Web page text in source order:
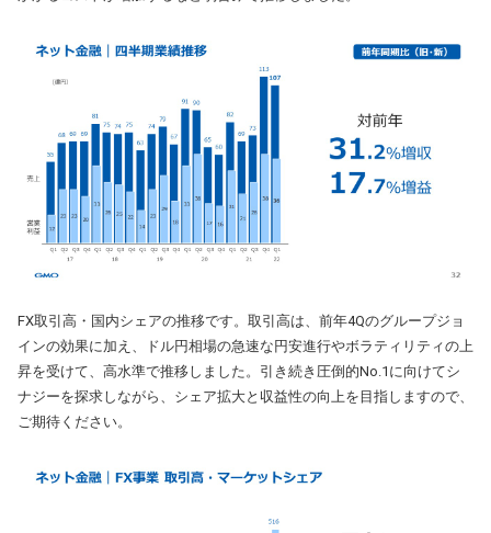
FX取引高・国内シェアの推移です。取引高は、前年4Qのグループジョ
インの効果に加え、ドル円相場の急速な円安進行やボラティリティの上
昇を受けて、高水準で推移しました。引き続き圧倒的No.1に向けてシ
ナジーを探求しながら、シェア拡大と収益性の向上を目指しますので、
ご期待ください。